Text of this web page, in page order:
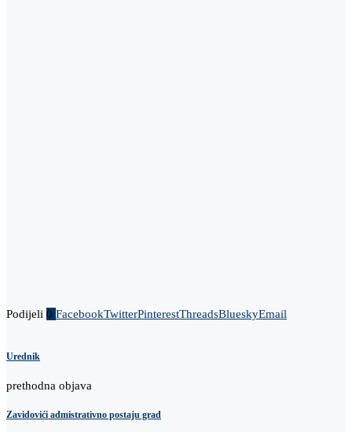
Podijeli 0 FacebookTwitterPinterestThreadsBlueskyEmail
Urednik
prethodna objava
Zavidovići admistrativno postaju grad